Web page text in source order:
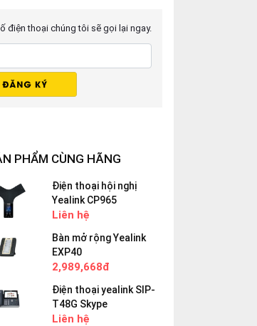
điện thoại chúng tôi sẽ gọi lại ngay.
PHẨM CÙNG HÃNG
Điện thoại hội nghị
Yealink CP965
Liên hệ
Bàn mở rộng Yealink
EXP40
2,989,668đ
Điện thoại yealink SIP-
T48G Skype
Liên hệ